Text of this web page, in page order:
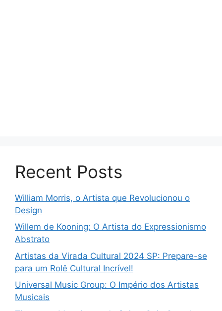
Recent Posts
William Morris, o Artista que Revolucionou o
Design
Willem de Kooning: O Artista do Expressionismo
Abstrato
Artistas da Virada Cultural 2024 SP: Prepare-se
para um Rolê Cultural Incrível!
Universal Music Group: O Império dos Artistas
Musicais